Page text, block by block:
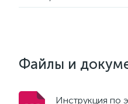
Файлы и
Инструкция по